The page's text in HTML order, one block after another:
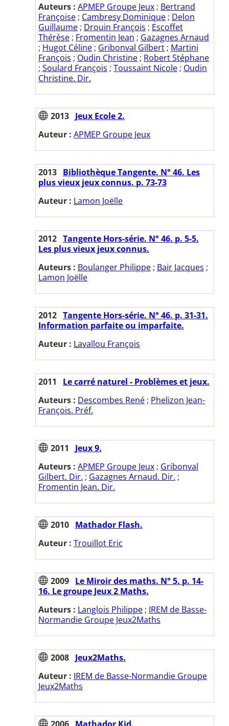
Auteurs : APMEP Groupe Jeux ; Bertrand
Françoise ; Cambresy Dominique ; Delon
Guillaume ; Drouin François ; Escoffet
Thérèse ; Fromentin Jean ; Gazagnes Arnaud
; Hugot Céline ; Gribonval Gilbert ; Martini
François ; Oudin Christine ; Robert Stéphane
; Soulard François ; Toussaint Nicole ; Oudin
Christine. Dir.
2013 Jeux Ecole 2.
Auteur : APMEP Groupe Jeux
2013 Bibliothèque Tangente. N° 46. Les
plus vieux jeux connus. p. 73-73
Auteur : Lamon Joëlle
2012 Tangente Hors-série. N° 46. p. 5-5.
Les plus vieux jeux connus.
Auteurs : Boulanger Philippe ; Bair Jacques ;
Lamon Joëlle
2012 Tangente Hors-série. N° 46. p. 31-31.
Information parfaite ou imparfaite.
Auteur : Lavallou François
2011
Le carré naturel - Problèmes et jeux.
Auteurs : Descombes René ; Phelizon Jean-
François. Préf.
2011
Jeux 9.
Auteurs : APMEP Groupe Jeux ; Gribonval
Gilbert. Dir. ; Gazagnes Arnaud. Dir. ;
Fromentin Jean. Dir.
2010 Mathador Flash.
Auteur : Trouillot Eric
2009 Le Miroir des maths. N° 5. p. 14-
16. Le groupe Jeux 2 Maths.
Auteurs : Langlois Philippe ; IREM de Basse-
Normandie Groupe Jeux2Maths
2008 Jeux2Maths.
Auteur : IREM de Basse-Normandie Groupe
Jeux2Maths